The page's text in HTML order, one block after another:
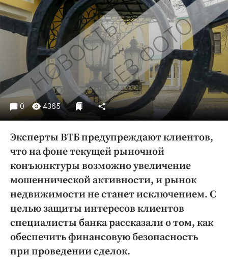
Криминал
Культура
Недвижимость и ЖКХ
Образование
Общество
Погода
Праздники
Происшествия
Экономика и бизнес
ПРОЕКТЫ
Блоги
Издания
Медиаперсона
Интересное чтиво
Клиника года
0 4365
Эксперты ВТБ предупреждают клиентов,
что на фоне текущей рыночной
конъюнктуры возможно увеличение
мошеннической активности, и рынок
недвижимости не станет исключением. С
целью защиты интересов клиентов
специалисты банка рассказали о том, как
обеспечить финансовую безопасность
при проведении сделок.